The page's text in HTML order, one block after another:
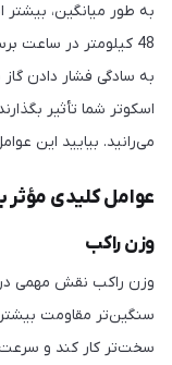
48 کیلومتر در ساعت
به سادگی فشار دادن
اسکوتر شما تأثیر
می‌رانید. بیایید این
عوامل کلیدی مؤثر
وزن راکب
وزن راکب نقش مهمی در
سنگین‌تر مقاومت
سخت‌تر کار کند و